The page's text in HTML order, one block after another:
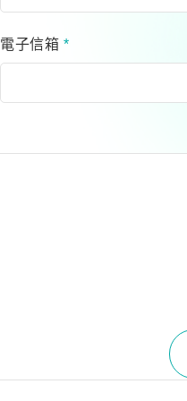
電子信箱*